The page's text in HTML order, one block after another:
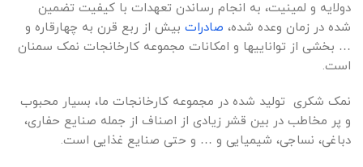
دولایه و لمینیت، به انجام رساندن تعهدات با کیفیت تضمین
شده در زمان وعده شده، صادرات بیش از ربع قرن به چهارقاره و
… بخشی از تواناییها و امکانات مجموعه کارخانجات نمک سمنان
است.
نمک شکری تولید شده در مجموعه کارخانجات ما، بسیار محبوب
و پر مخاطب در بین قشر زیادی از اصناف از جمله صنایع حفاری،
دباغی، نساجی، شیمیایی و … و حتی صنایع غذایی است.